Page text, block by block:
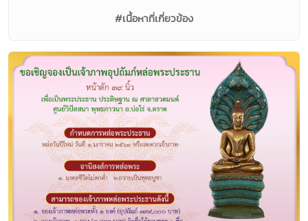
#เนื้อหาที่เกี่ยวข้อง